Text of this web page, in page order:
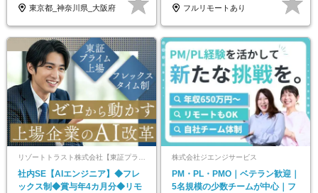
東京都_神奈川県_大阪府
フルリモートあり
社内SE【AIエンジニア】◆フレ
ックス制◆賞与年4カ月分◆リモ
株式会社ジエンジサービス
PM・PL・PMO｜ベテラン歓迎｜
5名規模の少数チームが中心｜フ